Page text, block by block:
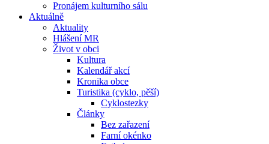
Pronájem kulturního sálu
Aktuálně
Aktuality
Hlášení MR
Život v obci
Kultura
Kalendář akcí
Kronika obce
Turistika (cyklo, pěší)
Cyklostezky
Články
Bez zařazení
Farní okénko